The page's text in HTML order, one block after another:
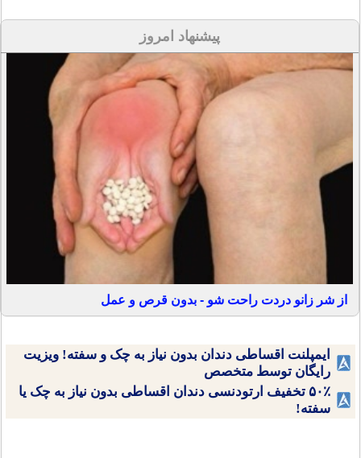
پیشنهاد امروز
از شر زانو دردت راحت شو - بدون قرص و عمل
ایمپلنت اقساطی دندان بدون نیاز به چک و سفته! ویزیت
رایگان توسط متخصص
۵۰٪ تخفیف ارتودنسی دندان اقساطی بدون نیاز به چک یا
سفته!